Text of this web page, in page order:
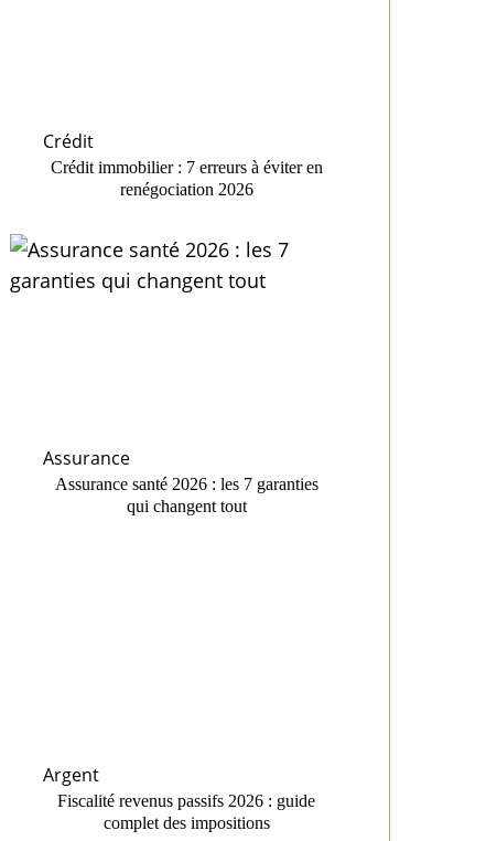
Crédit
Crédit immobilier : 7 erreurs à éviter en
renégociation 2026
Assurance
Assurance santé 2026 : les 7 garanties
qui changent tout
Argent
Fiscalité revenus passifs 2026 : guide
complet des impositions